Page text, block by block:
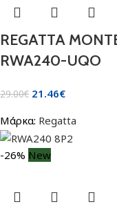
REGATTA
RWA240-UQO
29.00€ 21.46€
Μάρκα: Regatta
-26% New